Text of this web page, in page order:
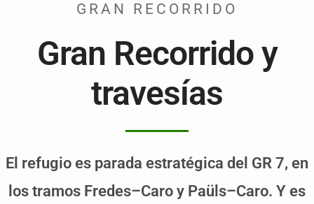
GRAN RECORRIDO
Gran Recorrido y
travesías
El refugio es parada estratégica del GR 7, en
los tramos Fredes–Caro y Paüls–Caro. Y es